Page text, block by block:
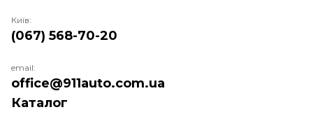
Каталог
Київ:
(067) 568-70-20
email:
office@911auto.com.ua